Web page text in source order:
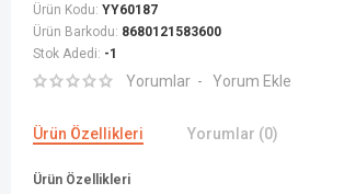
Ürün Kodu: YY60187
Ürün Barkodu: 8680121583600
Stok Adedi: -1
Yorumlar Yorum Ekle
Ürün Özellikleri Yorumlar (0)
Ürün Özellikleri